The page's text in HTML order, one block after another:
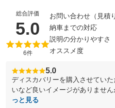
総合評価
5.0 （5点満
6件
お問い合わせ（見積
納車までの対応
説明の分かりやすさ
オススメ度
5.0
ディスカバリーを購入させてい
いなど良いイメージがありません
っと見る